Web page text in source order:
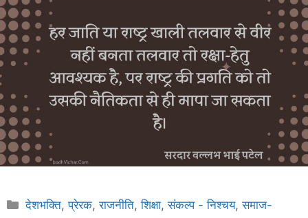
Categories
देशभक्ति,प्रेरक,राजनीति,शिक्षा,संकल्प - निश्चय,समाज-